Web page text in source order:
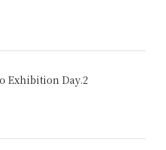
Exhibition Day.2